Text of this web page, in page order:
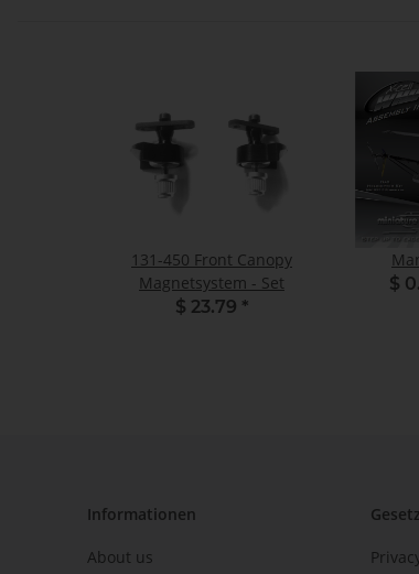
131-450 Front Canopy
Magnetsystem - Set
$ 23.79 *
$
Informationen
About us